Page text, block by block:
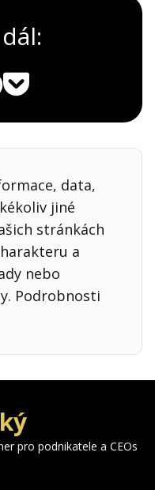
data,
jiné
stránkách
a
nebo
Podrobnosti
pro podnikatele a CEOs